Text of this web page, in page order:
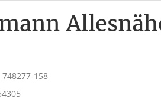
748277-158